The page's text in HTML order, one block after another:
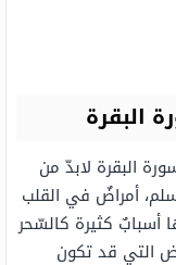
البقرة
البقرة لابدّ من
أمراضٌ في القلب
كثيرة كالسّحر
التي قد تكون